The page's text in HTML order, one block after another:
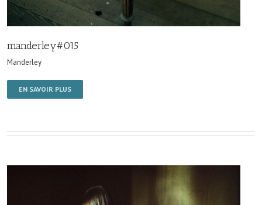
manderley#015
Manderley
EN SAVOIR PLUS